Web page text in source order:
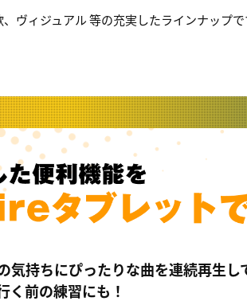
ヴィジュアル 等の充実したラインナップ
気持ちにぴったりな曲を連続再生
く前の練習にも！